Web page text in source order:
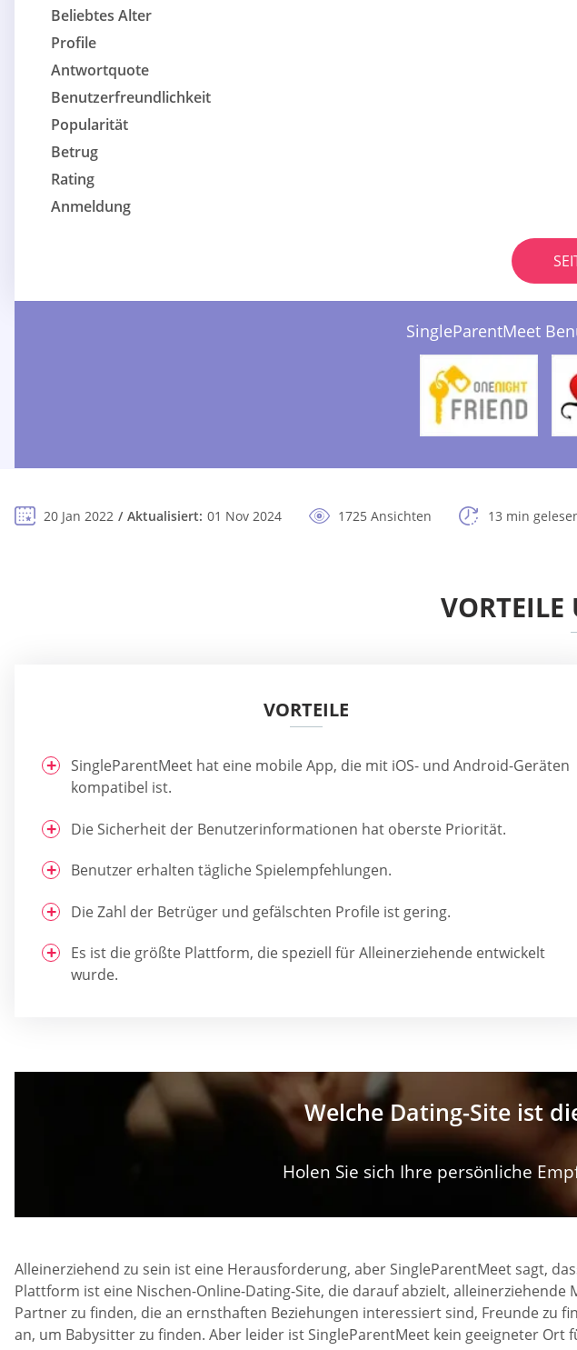
Beliebtes Alter
Profile
Antwortquote
Benutzerfreundlichkeit
Popularität
Betrug
Rating
Anmeldung
SingleParentMeet
20 Jan 2022 Aktualisiert: 01 Nov 2024 1725 Ansichten 13 min
VORTEILE
SingleParentMeet hat eine mobile App, die mit iOS- und Android-Geräten
kompatibel ist.
Die Sicherheit der Benutzerinformationen hat oberste Priorität.
Benutzer erhalten tägliche Spielempfehlungen.
Die Zahl der Betrüger und gefälschten Profile ist gering.
Es ist die größte Plattform, die speziell für Alleinerziehende entwickelt
wurde.
Welche Dating-Site ist
Holen Sie sich Ihre persönliche
Alleinerziehend zu sein ist eine Herausforderung, aber SingleParentMeet sagt,
Plattform ist eine Nischen-Online-Dating-Site, die darauf abzielt,
Partner zu finden, die an ernsthaften Beziehungen interessiert sind, Freunde zu
an, um Babysitter zu finden. Aber leider ist SingleParentMeet kein geeigneter